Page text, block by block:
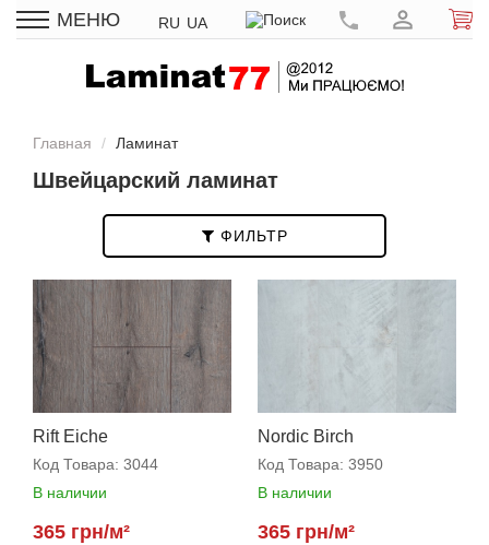
МЕНЮ RU UA
Главная Ламинат
Швейцарский ламинат
ФИЛЬТР
Rift Eiche
Код Товара: 3044
В наличии
365 грн/м²
Nordic Birch
Код Товара: 3950
В наличии
365 грн/м²